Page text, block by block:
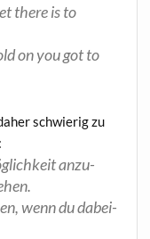
the­re is to
on you got to
schwie­rig zu
anzu­
wenn du dabei­